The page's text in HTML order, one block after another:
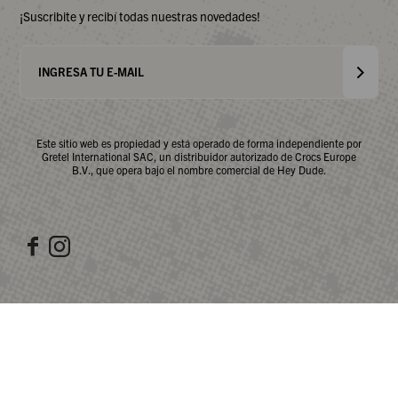
¡Suscribite y recibí todas nuestras novedades!
 
Este sitio web es propiedad y está operado de forma independiente por
Gretel International SAC, un distribuidor autorizado de Crocs Europe
B.V., que opera bajo el nombre comercial de Hey Dude.